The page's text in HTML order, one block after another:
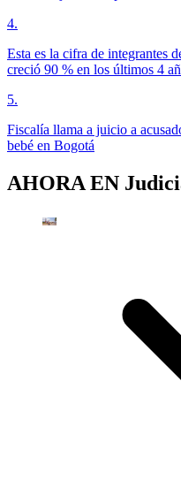
4.
Esta es la cifra de integrantes
creció 90 % en los últimos 4
5.
Fiscalía llama a juicio a
bebé en Bogotá
AHORA EN